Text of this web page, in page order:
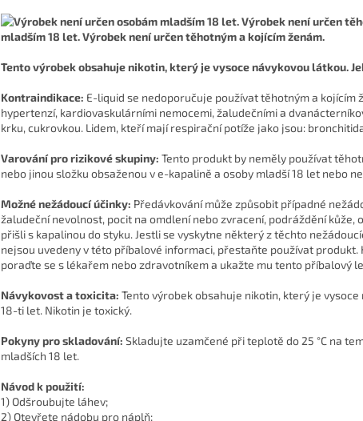
mladším 18 let. Výrobek není určen těhotným a kojícím ženám.
Tento výrobek obsahuje nikotin, který je vysoce návykovou látkou.
Kontraindikace: E-liquid se nedoporučuje používat těhotným a kojícím
hypertenzí, kardiovaskulárními nemocemi, žaludečními a
krku, cukrovkou. Lidem, kteří mají respirační potíže jako jsou:
Varování pro rizikové skupiny: Tento produkt by neměly používat
nebo jinou složku obsaženou v e-kapalině a osoby mladší 18 let nebo
Možné nežádoucí účinky: Předávkování může způsobit případné
žaludeční nevolnost, pocit na omdlení nebo zvracení, podráždění kůže,
přišli s kapalinou do styku. Jestli se vyskytne některý z těchto
nejsou uvedeny v této příbalové informaci, přestaňte používat produkt.
poraďte se s lékařem nebo zdravotníkem a ukažte mu tento příbalový
Návykovost a toxicita: Tento výrobek obsahuje nikotin, který je
18-ti let. Nikotin je toxický.
Pokyny pro skladování: Skladujte uzamčené při teplotě do 25 °C na
mladších 18 let.
Návod k použití:
1) Odšroubujte láhev;
2) Otevřete nádobu pro náplň;